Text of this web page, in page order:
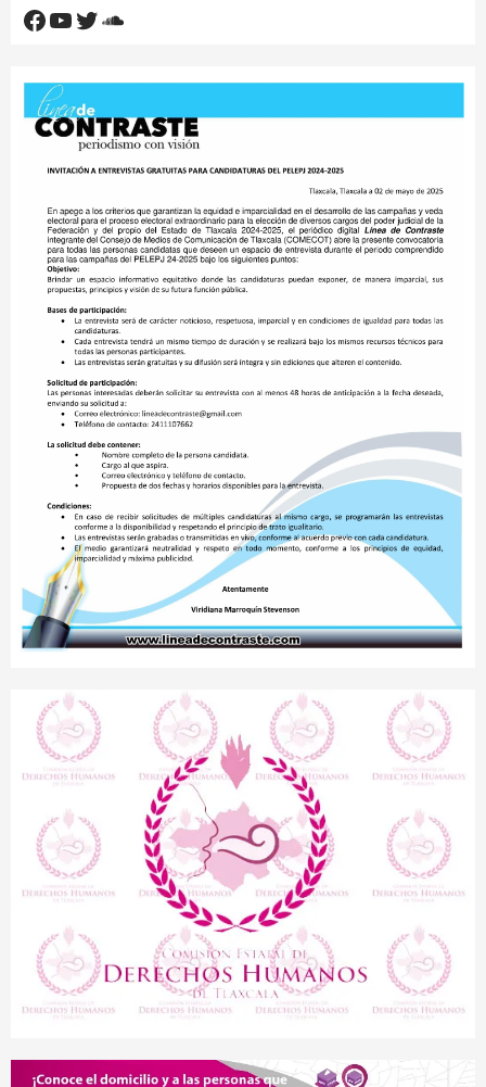
Facebook
YouTube
Twitter
SoundCloud